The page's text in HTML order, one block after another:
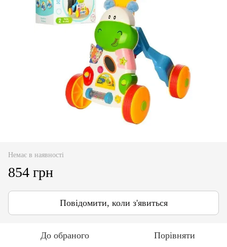
Немає в наявності
854 грн
Повідомити, коли з'явиться
До обраного Порівняти